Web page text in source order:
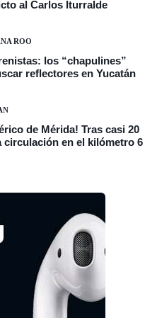
al Carlos Iturralde
ROO
los “chapulines”
reflectores en Yucatán
de Mérida! Tras casi 20
circulación en el kilómetro 6